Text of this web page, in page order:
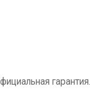
гарантия.